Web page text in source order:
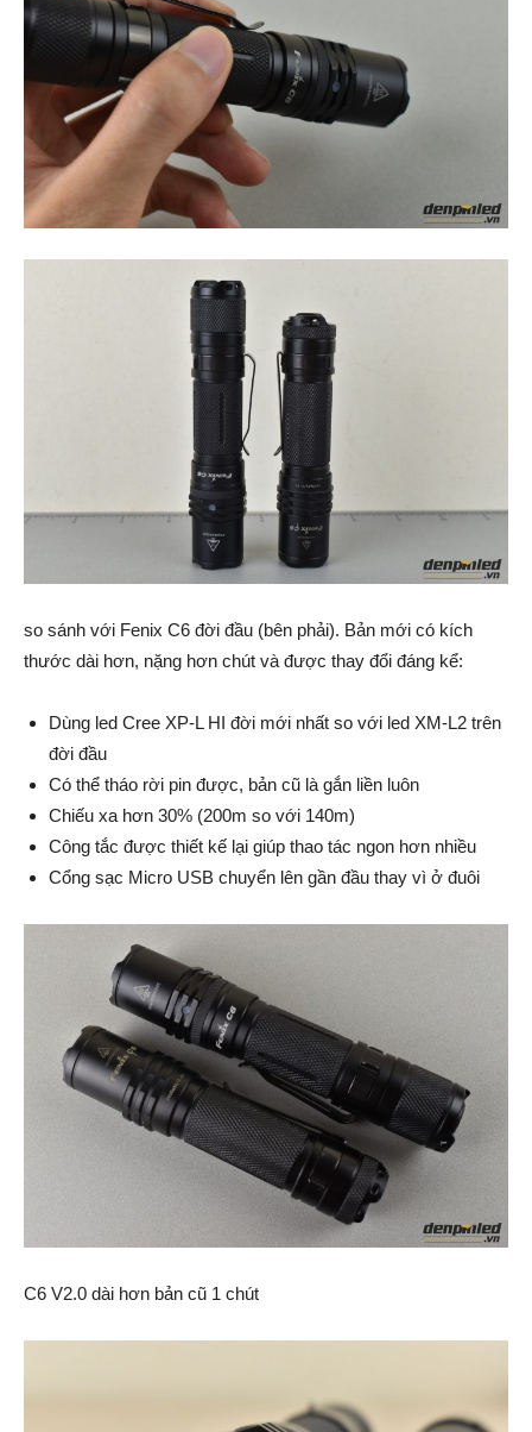
so sánh với Fenix C6 đời đầu (bên phải). Bản mới có kích
thước dài hơn, nặng hơn chút và được thay đổi đáng kể:
Dùng led Cree XP-L HI đời mới nhất so với led XM-L2 trên
đời đầu
Có thể tháo rời pin được, bản cũ là gắn liền luôn
Chiếu xa hơn 30% (200m so với 140m)
Công tắc được thiết kế lại giúp thao tác ngon hơn nhiều
Cổng sạc Micro USB chuyển lên gần đầu thay vì ở đuôi
C6 V2.0 dài hơn bản cũ 1 chút